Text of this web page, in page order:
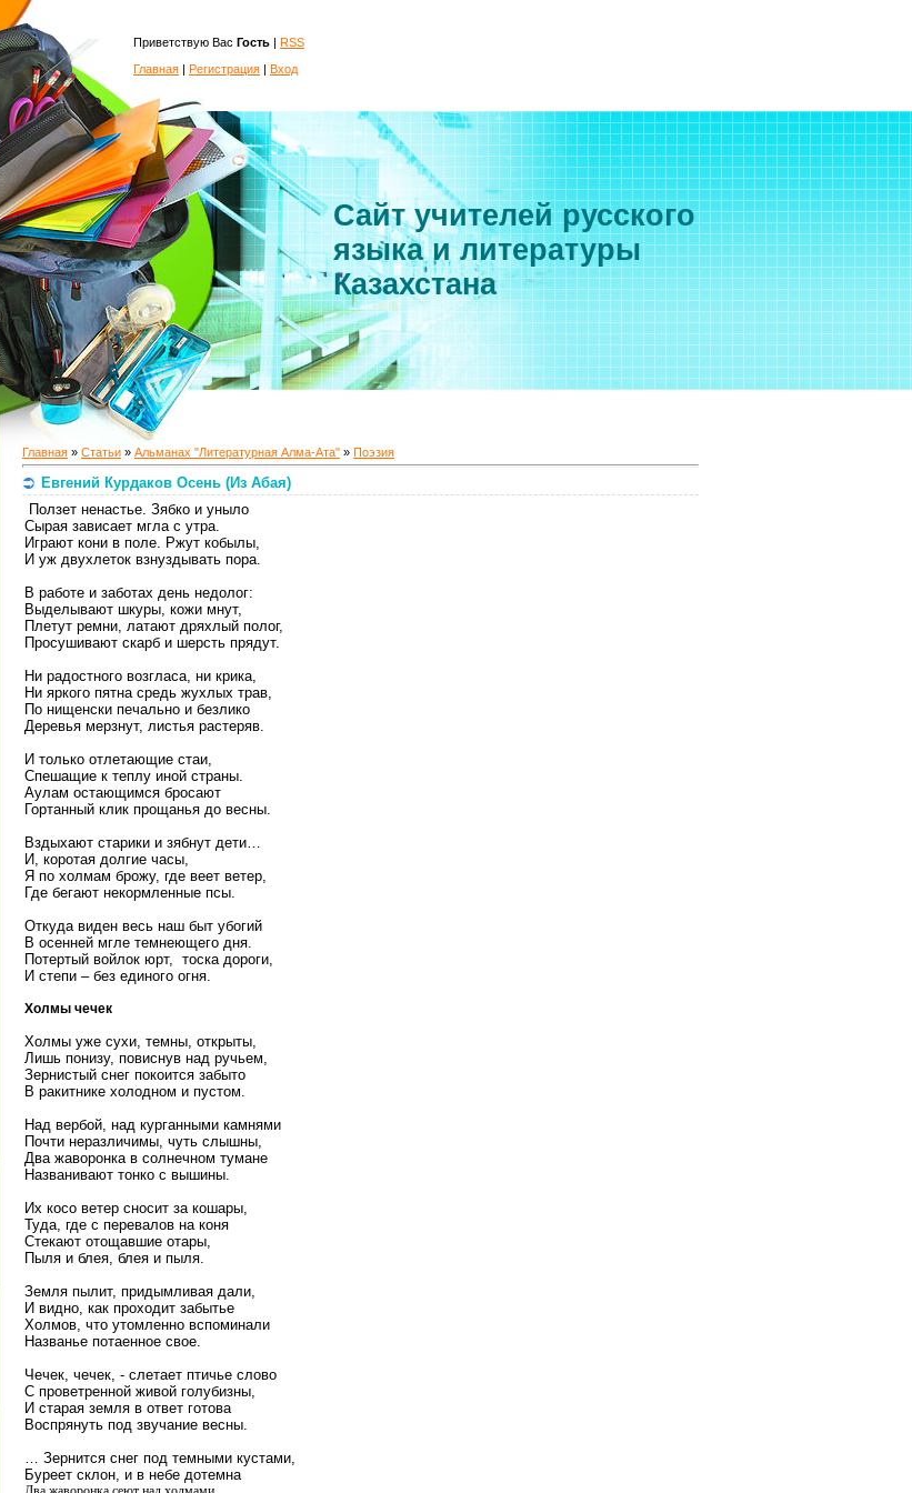
Приветствую Вас Гость | RSS
Главная | Регистрация | Вход
Сайт учителей русского
языка и литературы
Казахстана
Главная » Статьи » Альманах "Литературная Алма-Ата" » Поэзия
Евгений Курдаков Осень (Из Абая)
Ползет ненастье. Зябко и уныло
Сырая зависает мгла с утра.
Играют кони в поле. Ржут кобылы,
И уж двухлеток взнуздывать пора.
В работе и заботах день недолог:
Выделывают шкуры, кожи мнут,
Плетут ремни, латают дряхлый полог,
Просушивают скарб и шерсть прядут.
Ни радостного возгласа, ни крика,
Ни яркого пятна средь жухлых трав,
По нищенски печально и безлико
Деревья мерзнут, листья растеряв.
И только отлетающие стаи,
Спешащие к теплу иной страны.
Аулам остающимся бросают
Гортанный клик прощанья до весны.
Вздыхают старики и зябнут дети…
И, коротая долгие часы,
Я по холмам брожу, где веет ветер,
Где бегают некормленные псы.
Откуда виден весь наш быт убогий
В осенней мгле темнеющего дня.
Потертый войлок юрт,
тоска дороги,
И степи – без единого огня.
Холмы чечек
Холмы уже сухи, темны, открыты,
Лишь понизу, повиснув над ручьем,
Зернистый снег покоится забыто
В ракитнике холодном и пустом.
Над вербой, над курганными камнями
Почти неразличимы, чуть слышны,
Два жаворонка в солнечном тумане
Названивают тонко с вышины.
Их косо ветер сносит за кошары,
Туда, где с перевалов на коня
Стекают отощавшие отары,
Пыля и блея, блея и пыля.
Земля пылит, придымливая дали,
И видно, как проходит забытье
Холмов, что утомленно вспоминали
Названье потаенное свое.
Чечек, чечек, - слетает птичье слово
С проветренной живой голубизны,
И старая земля в ответ готова
Воспрянуть под звучание весны.
… Зернится снег под темными кустами,
Буреет склон, и в небе дотемна